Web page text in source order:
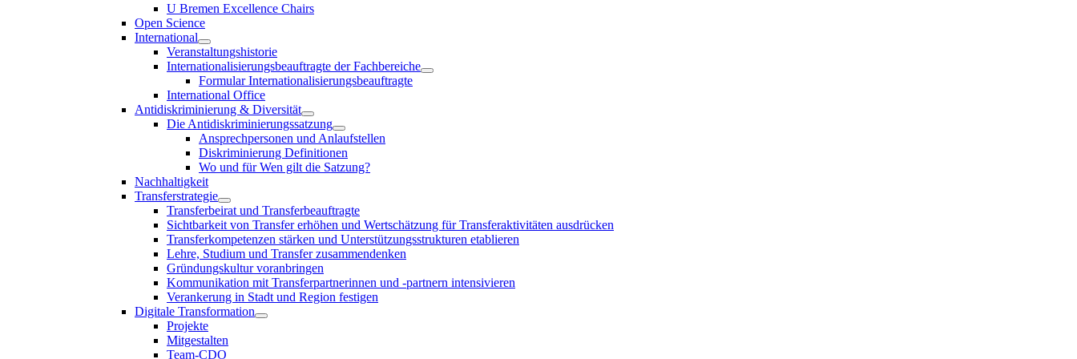
U Bremen Excellence Chairs
Open Science
International
Veranstaltungshistorie
Internationalisierungsbeauftragte der Fachbereiche
Formular Internationalisierungsbeauftragte
International Office
Antidiskriminierung & Diversität
Die Antidiskriminierungssatzung
Ansprechpersonen und Anlaufstellen
Diskriminierung Definitionen
Wo und für Wen gilt die Satzung?
Nachhaltigkeit
Transferstrategie
Transferbeirat und Transferbeauftragte
Sichtbarkeit von Transfer erhöhen und Wertschätzung für Transferaktivitäten ausdrücken
Transferkompetenzen stärken und Unterstützungsstrukturen etablieren
Lehre, Studium und Transfer zusammendenken
Gründungskultur voranbringen
Kommunikation mit Transferpartnerinnen und -partnern intensivieren
Verankerung in Stadt und Region festigen
Digitale Transformation
Projekte
Mitgestalten
Team-CDO